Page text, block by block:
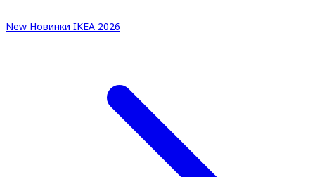
New Новинки IKEA 2026